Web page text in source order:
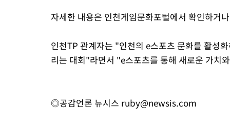
자세한 내용은 인천게임문화포털에서 확인하거
인천TP 관계자는 "인천의 e스포츠 문화를 활성
리는 대회"라면서 "e스포츠를 통해 새로운 가치
◎공감언론 뉴시스 ruby@newsis.com